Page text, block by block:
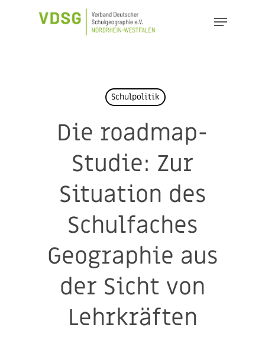
Menu
Schulpolitik
Die roadmap-
Studie: Zur
Situation des
Schulfaches
Geographie aus
der Sicht von
Lehrkräften